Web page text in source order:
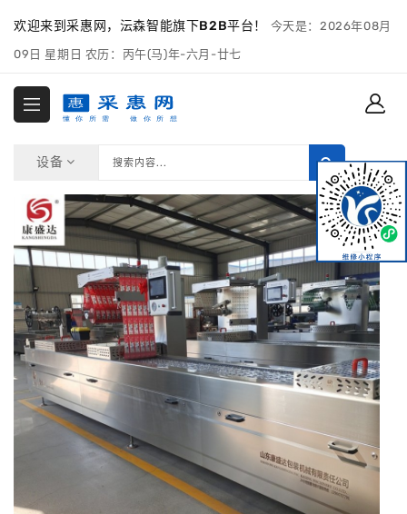
欢迎来到采惠网，沄森智能旗下B2B平台！ 今天是：2026年08月
09日 星期日 农历：丙午(马)年-六月-廿七
设备